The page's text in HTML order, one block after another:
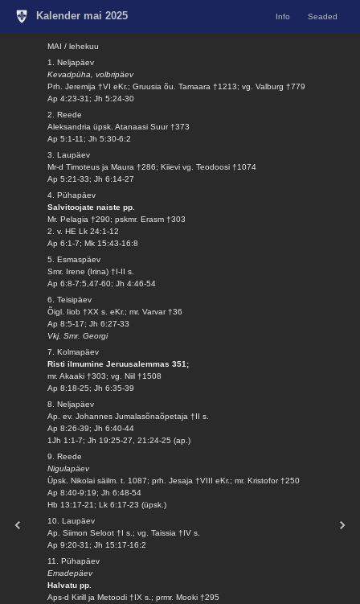
Kalender mai 2025 Info Seaded
MAI / lehekuu
1. Neljapäev
Kevadpüha, volbripäev
Prh. Jeremija †VI eKr.; Gruusia õu. Tamaara †1213; vg. Valburg †779
Ap 4:23-31; Jh 5:24-30
2. Reede
Aleksandria üpsk. Atanaasi Suur †373
Ap 5:1-11; Jh 5:30-6:2
3. Laupäev
Mr-d Timoteus ja Maura †286; Kiievi vg. Teodoosi †1074
Ap 5:21-33; Jh 6:14-27
4. Pühapäev
Salvitoojate naiste pp.
Mr. Pelagia †290; pskmr. Erasm †303
2. v. HE Lk 24:1-12
Ap 6:1-7; Mk 15:43-16:8
5. Esmaspäev
Smr. Irene (Irina) †I-II s.
Ap 6:8-7:5,47-60; Jh 4:46-54
6. Teisipäev
Õigl. Iiob †XX s. eKr.; mr. Varvar †36
Ap 8:5-17; Jh 6:27-33
Vkj. Smr. Georgi
7. Kolmapäev
Risti ilmumine Jeruusalemmas 351;
mr. Akaaki †303; vg. Niil †1508
Ap 8:18-25; Jh 6:35-39
8. Neljapäev
Ap. ev. Johannes Jumalasõnaõpetaja †II s.
Ap 8:26-39; Jh 6:40-44
1Jh 1:1-7; Jh 19:25-27, 21:24-25 (ap.)
9. Reede
Nigulapäev
Üpsk. Nikolai säilm. t. 1087; prh. Jesaja †VIII eKr.; mr. Kristofor †250
Ap 8:40-9:19; Jh 6:48-54
Hb 13:17-21; Lk 6:17-23 (üpsk.)
10. Laupäev
Ap. Siimon Seloot †I s.; vg. Taissia †IV s.
Ap 9:20-31; Jh 15:17-16:2
11. Pühapäev
Emadepäev
Halvatu pp.
Aps-d Kirill ja Metoodi †IX s.; prmr. Mooki †295